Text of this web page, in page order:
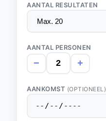
AANTAL RESULTATEN
AANTAL PERSONEN
− +
AANKOMST (OPTIONEEL)